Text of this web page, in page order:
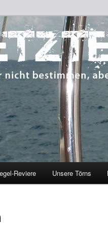
aber wir können die
Reviere Unsere Törns